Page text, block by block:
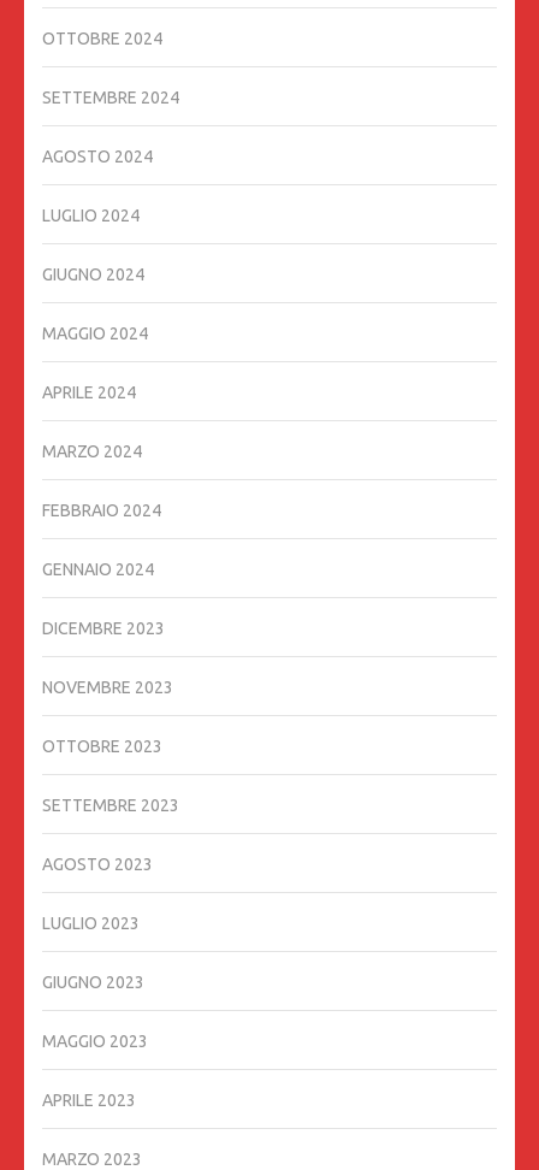
OTTOBRE 2024
SETTEMBRE 2024
AGOSTO 2024
LUGLIO 2024
GIUGNO 2024
MAGGIO 2024
APRILE 2024
MARZO 2024
FEBBRAIO 2024
GENNAIO 2024
DICEMBRE 2023
NOVEMBRE 2023
OTTOBRE 2023
SETTEMBRE 2023
AGOSTO 2023
LUGLIO 2023
GIUGNO 2023
MAGGIO 2023
APRILE 2023
MARZO 2023